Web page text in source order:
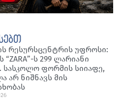
რესურსცენტრის უფროსი:
“ZARA”-ს 299 ლარიანი
სასკოლო ფორმის სიიაფე,
არ ნიშნავს მის